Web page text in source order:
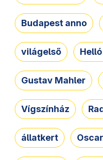
Budapest anno
világelső
Gustav Mahler
Vígszínház
állatkert